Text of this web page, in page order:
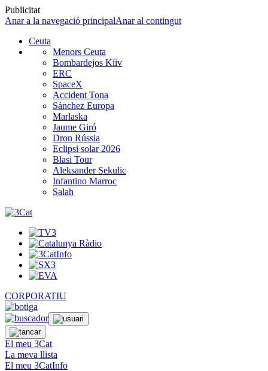
Publicitat
Anar a la navegació principalAnar al contingut
Ceuta
Menors Ceuta
Bombardejos Kíiv
ERC
SpaceX
Accident Tona
Sánchez Europa
Marlaska
Jaume Giró
Dron Rússia
Eclipsi solar 2026
Blasi Tour
Aleksander Sekulic
Infantino Marroc
Salah
CORPORATIU
El meu 3Cat
La meva llista
El meu 3CatInfo